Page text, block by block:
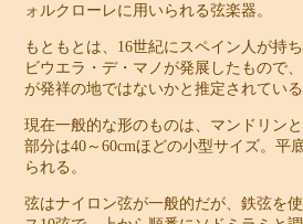
ォルクローレに用いられる弦楽器。
もともとは、16世紀にスペイン人が持
ビウエラ・デ・マノが発展したもので
が発祥の地ではないかと推定されている
現在一般的な形のものは、マンドリン
部分は40～60cmほどの小型サイズ。平
られる。
弦はナイロン弦が一般的だが、鉄弦を